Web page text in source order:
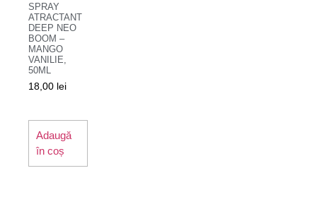
SPRAY
ATRACTANT
DEEP NEO
BOOM –
MANGO
VANILIE,
50ML
18,00 lei
Adaugă
în coș